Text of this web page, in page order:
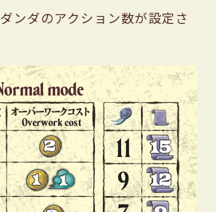
ンダのアクション数が設定さ